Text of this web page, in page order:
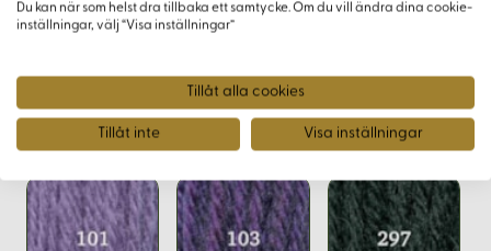
den som vill nå nya kreativa höjder.
Varianter
Du kan när som helst dra tillbaka ett samtycke. Om du vill ändra dina cookie-
inställningar, välj “Visa inställningar”
Tillåt alla cookies
Tillåt inte Visa inställningar